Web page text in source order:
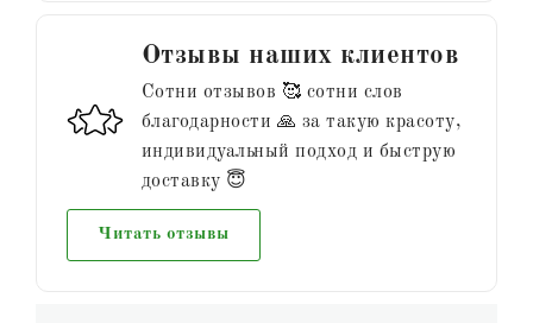
Отзывы наших клиентов
Сотни отзывов 🥰 сотни слов
благодарности 🙏 за такую красоту,
индивидуальный подход и быструю
доставку 😇
Читать отзывы